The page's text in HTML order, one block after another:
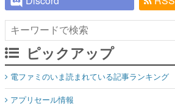
ピックアップ
電ファミのいま読まれている記事ランキング
アプリセール情報